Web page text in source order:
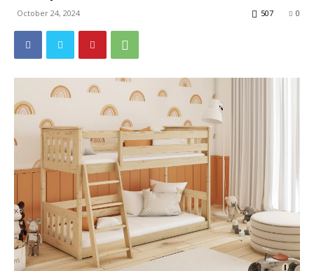
October 24, 2024 0
507